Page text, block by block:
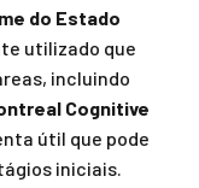
do Estado
utilizado que
incluindo
Cognitive
útil que pode
iniciais.